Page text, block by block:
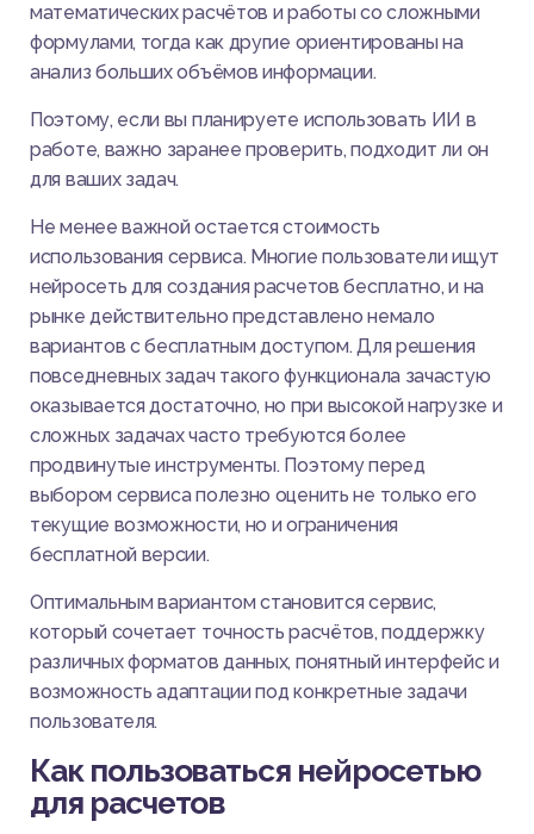
математических расчётов и работы со сложными
формулами, тогда как другие ориентированы на
анализ больших объёмов информации.
Поэтому, если вы планируете использовать ИИ в
работе, важно заранее проверить, подходит ли он
для ваших задач.
Не менее важной остается стоимость
использования сервиса. Многие пользователи ищут
нейросеть для создания расчетов бесплатно, и на
рынке действительно представлено немало
вариантов с бесплатным доступом. Для решения
повседневных задач такого функционала зачастую
оказывается достаточно, но при высокой нагрузке и
сложных задачах часто требуются более
продвинутые инструменты. Поэтому перед
выбором сервиса полезно оценить не только его
текущие возможности, но и ограничения
бесплатной версии.
Оптимальным вариантом становится сервис,
который сочетает точность расчётов, поддержку
различных форматов данных, понятный интерфейс и
возможность адаптации под конкретные задачи
пользователя.
Как пользоваться нейросетью
для расчетов